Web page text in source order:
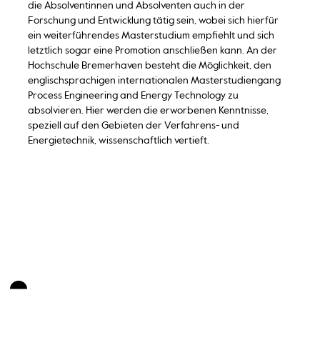
die Absolventinnen und Absolventen auch in der
Forschung und Entwicklung tätig sein, wobei sich hierfür
ein weiterführendes Masterstudium empfiehlt und sich
letztlich sogar eine Promotion anschließen kann. An der
Hochschule Bremerhaven besteht die Möglichkeit, den
englischsprachigen internationalen Masterstudiengang
Process Engineering and Energy Technology zu
absolvieren. Hier werden die erworbenen Kenntnisse,
speziell auf den Gebieten der Verfahrens- und
Energietechnik, wissenschaftlich vertieft.